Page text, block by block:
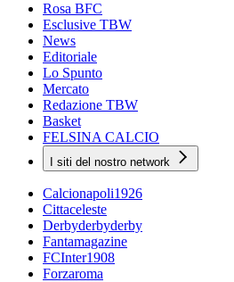
Rosa BFC
Esclusive TBW
News
Editoriale
Lo Spunto
Mercato
Redazione TBW
Basket
FELSINA CALCIO
I siti del nostro network
Calcionapoli1926
Cittaceleste
Derbyderbyderby
Fantamagazine
FCInter1908
Forzaroma